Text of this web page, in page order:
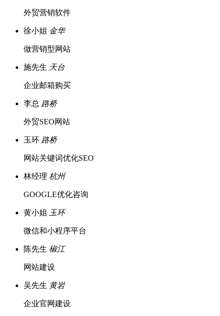
外贸营销软件
徐小姐 金华
做营销型网站
施先生 天台
企业邮箱购买
李总 路桥
外贸SEO网站
玉环 路桥
网站关键词优化SEO
林经理 杭州
GOOGLE优化咨询
黄小姐 玉环
微信和小程序平台
陈先生 椒江
网站建设
吴先生 黄岩
企业官网建设